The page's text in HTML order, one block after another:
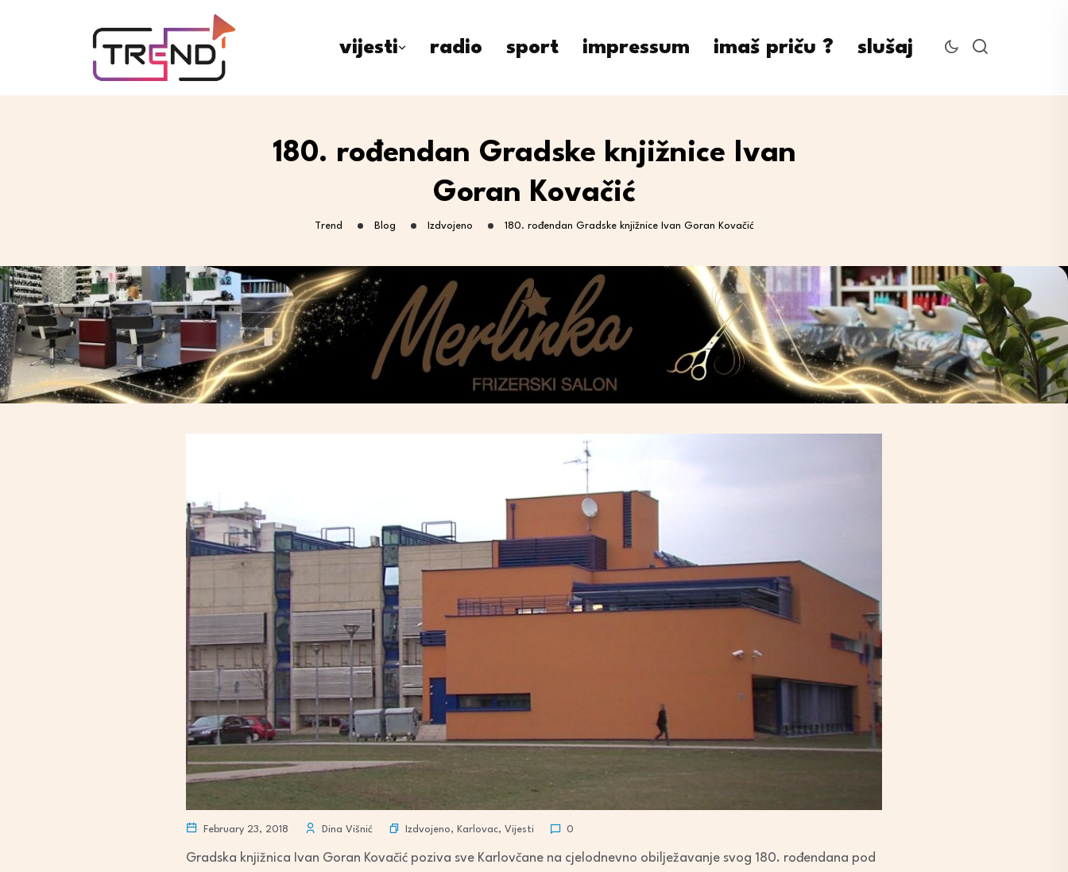
vijesti radio sport impressum imaš priču ? slušaj
180. rođendan Gradske knjižnice Ivan
Goran Kovačić
Trend Blog Izdvojeno 180. rođendan Gradske knjižnice Ivan Goran Kovačić
February 23, 2018 Dina Višnić Izdvojeno, Karlovac, Vijesti 0
Gradska knjižnica Ivan Goran Kovačić poziva sve Karlovčane na cjelodnevno obilježavanje svog 180. rođendana pod